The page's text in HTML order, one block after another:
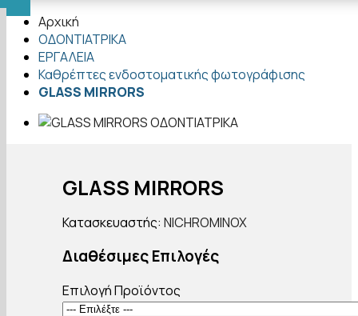
Αρχική
ΟΔΟΝΤΙΑΤΡΙΚΑ
ΕΡΓΑΛΕΙΑ
Καθρέπτες ενδοστοματικής φωτογράφισης
GLASS MIRRORS
GLASS MIRRORS
Κατασκευαστής: NICHROMINOX
Διαθέσιμες Επιλογές
Επιλογή Προϊόντος